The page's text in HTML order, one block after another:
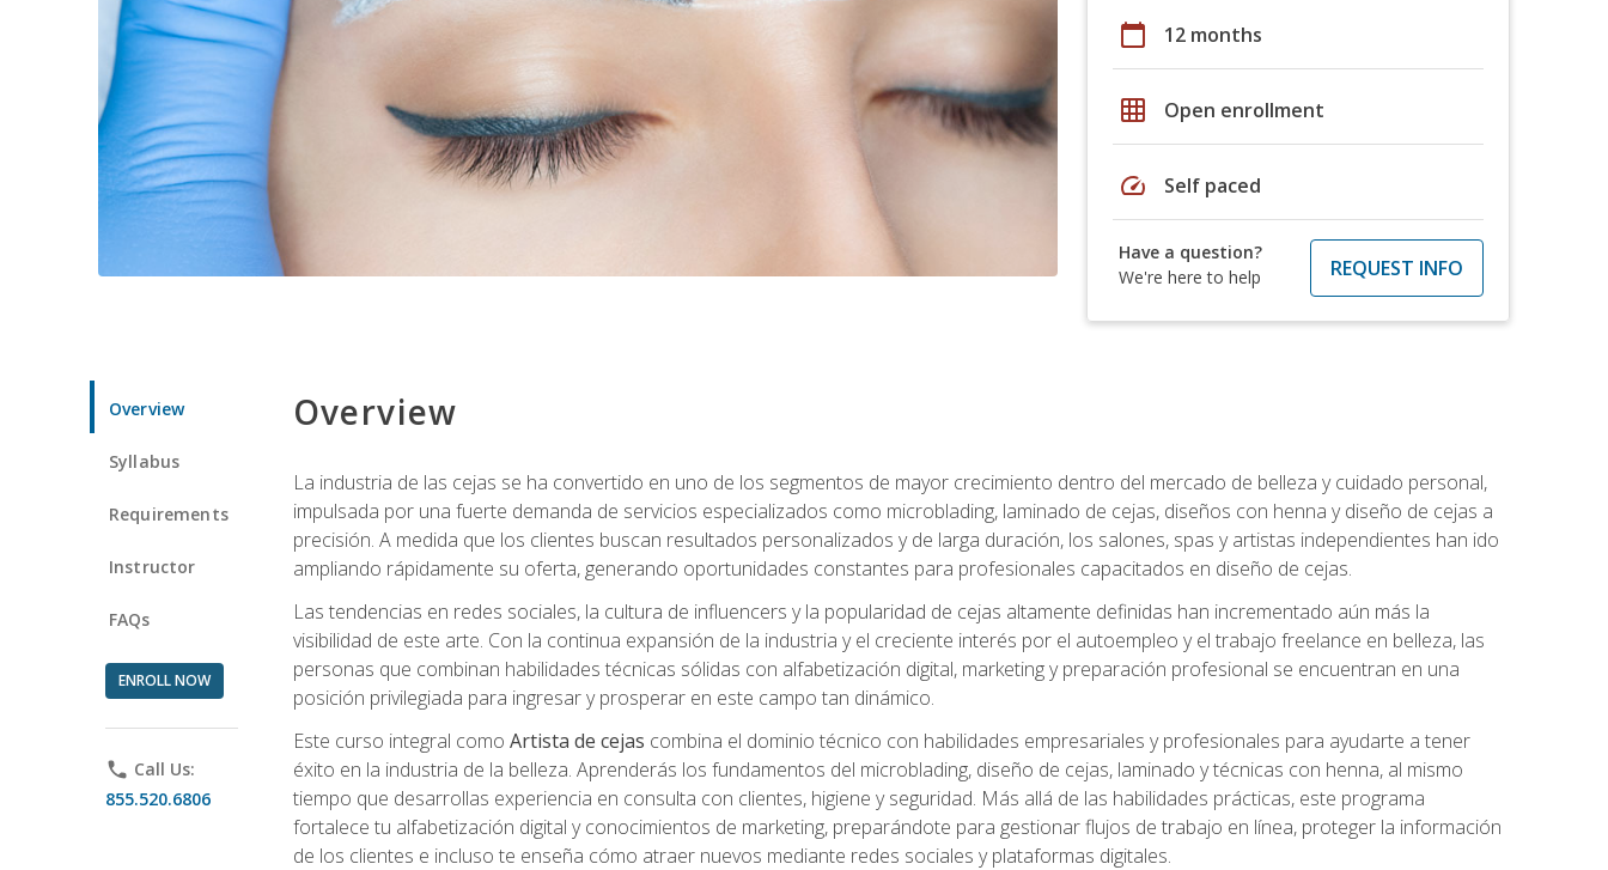
calendar_today 12 months
grid_on Open enrollment
speed Self paced
Have a question?
We're here to help
REQUEST INFO
Overview
Syllabus
Requirements
Instructor
FAQs
ENROLL NOW
phone Call Us:
855.520.6806
Overview
La industria de las cejas se ha convertido en uno de los segmentos de mayor crecimiento dentro del mercado de belleza y cuidado personal,
impulsada por una fuerte demanda de servicios especializados como microblading, laminado de cejas, diseños con henna y diseño de cejas a
precisión. A medida que los clientes buscan resultados personalizados y de larga duración, los salones, spas y artistas independientes han ido
ampliando rápidamente su oferta, generando oportunidades constantes para profesionales capacitados en diseño de cejas.
Las tendencias en redes sociales, la cultura de influencers y la popularidad de cejas altamente definidas han incrementado aún más la
visibilidad de este arte. Con la continua expansión de la industria y el creciente interés por el autoempleo y el trabajo freelance en belleza, las
personas que combinan habilidades técnicas sólidas con alfabetización digital, marketing y preparación profesional se encuentran en una
posición privilegiada para ingresar y prosperar en este campo tan dinámico.
Este curso integral como Artista de cejas combina el dominio técnico con habilidades empresariales y profesionales para ayudarte a tener
éxito en la industria de la belleza. Aprenderás los fundamentos del microblading, diseño de cejas, laminado y técnicas con henna, al mismo
tiempo que desarrollas experiencia en consulta con clientes, higiene y seguridad. Más allá de las habilidades prácticas, este programa
fortalece tu alfabetización digital y conocimientos de marketing, preparándote para gestionar flujos de trabajo en línea, proteger la información
de los clientes e incluso te enseña cómo atraer nuevos mediante redes sociales y plataformas digitales.